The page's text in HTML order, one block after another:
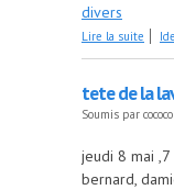
divers
Lire la suite de
tete de la
Soumis par cococo
jeudi 8 mai
bernard,